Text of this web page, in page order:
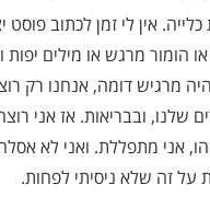
אין לי זמן לכתוב
הומור מרגש או מילים
מרגיש דומה, אנחנו רק
שלנו, ובבריאות. אז אני
אני מתפללת. ואני לא
על זה שלא ניסיתי לפחות.